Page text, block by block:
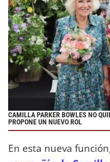
CAMILLA PARKER BOWLES NO
PROPONE UN NUEVO ROL
En esta nueva